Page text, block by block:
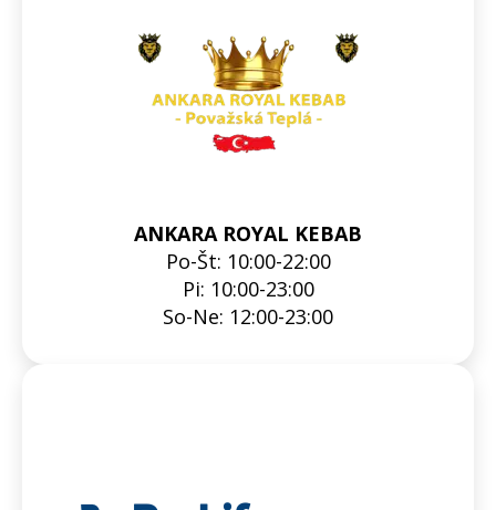
ANKARA ROYAL KEBAB
Po-Št: 10:00-22:00
Pi: 10:00-23:00
So-Ne: 12:00-23:00